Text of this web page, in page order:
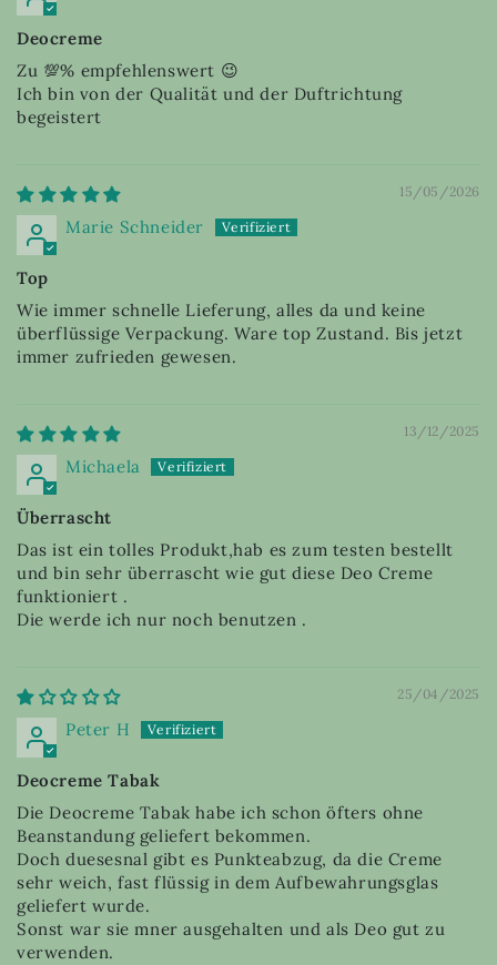
Deocreme
Zu 💯% empfehlenswert 😉
Ich bin von der Qualität und der Duftrichtung
begeistert
15/05/2026
Marie Schneider
Top
Wie immer schnelle Lieferung, alles da und keine
überflüssige Verpackung. Ware top Zustand. Bis jetzt
immer zufrieden gewesen.
13/12/2025
Michaela
Überrascht
Das ist ein tolles Produkt,hab es zum testen bestellt
und bin sehr überrascht wie gut diese Deo Creme
funktioniert .
Die werde ich nur noch benutzen .
25/04/2025
Peter H
Deocreme Tabak
Die Deocreme Tabak habe ich schon öfters ohne
Beanstandung geliefert bekommen.
Doch duesesnal gibt es Punkteabzug, da die Creme
sehr weich, fast flüssig in dem Aufbewahrungsglas
geliefert wurde.
Sonst war sie mner ausgehalten und als Deo gut zu
verwenden.